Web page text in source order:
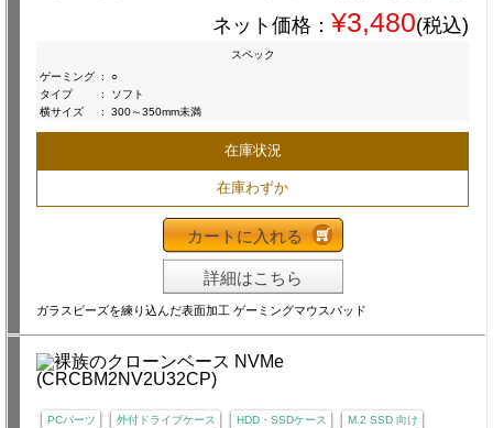
ネット価格： ¥3,480(税込)
スペック
ゲーミング :
○
タイプ
:
ソフト
横サイズ
: 300～350mm未満
在庫状況
在庫わずか
カートに入れる
詳細はこちら
ガラスビーズを練り込んだ表面加工 ゲーミングマウスパッド
PCパーツ 外付ドライブケース HDD・SSDケース M.2 SSD 向け